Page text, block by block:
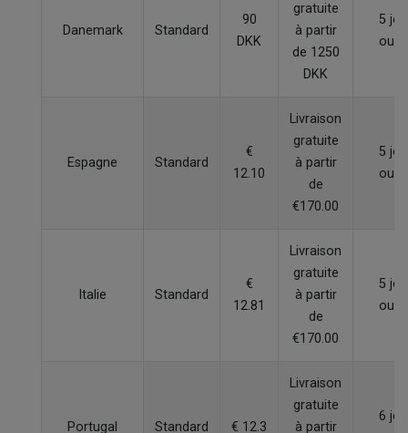
Danemark Standard
90
DKK
gratuite
à partir
de 1250
DKK
5
Espagne Standard
€
12.10
Livraison
gratuite
à partir
de
€170.00
5
Italie Standard
€
12.81
Livraison
gratuite
à partir
de
€170.00
5
Portugal Standard € 12.3
Livraison
gratuite
à partir
6